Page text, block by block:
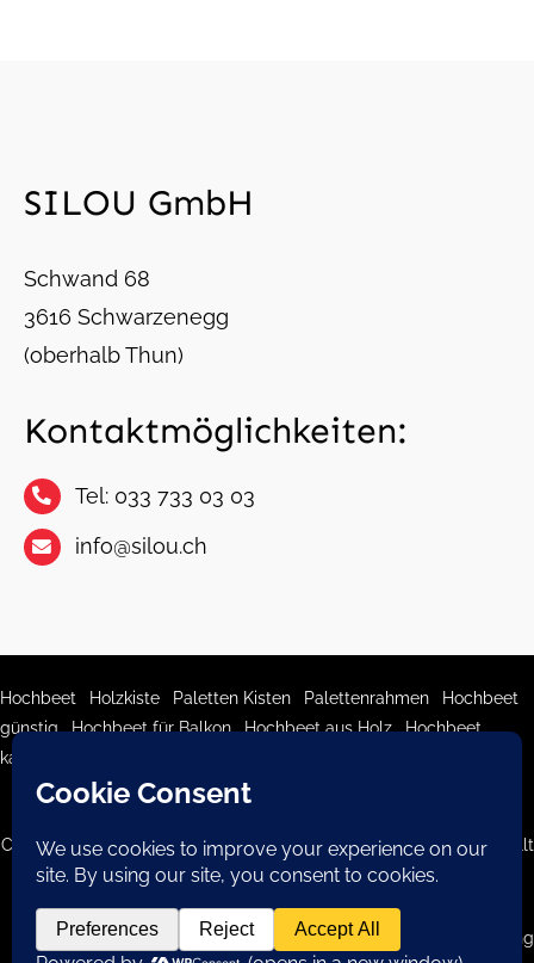
SILOU GmbH
Schwand 68
3616 Schwarzenegg
(oberhalb Thun)
Kontaktmöglichkeiten:
Tel: 033 733 03 03
info@silou.ch
Hochbeet Holzkiste Paletten Kisten Palettenrahmen
Hochbeet
günstig|Hochbeet für Balkon|Hochbeet aus Holz|Hochbeet
kaufen
Copyright 2026 © Silou. Alle Rechte vorbehalten. –Webseite erstellt
durch hhomepage Webagentur
Blog– Impressum–Datenschutzerklärung